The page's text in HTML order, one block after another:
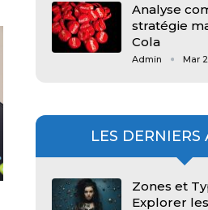
Analyse
stratégie
Cola
Admin Mar
LES DERNIERS
Zones et
Explorer